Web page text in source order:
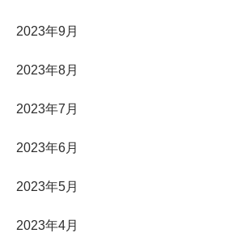
2023年9月
2023年8月
2023年7月
2023年6月
2023年5月
2023年4月